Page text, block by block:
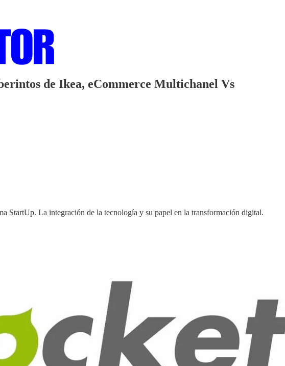
de Ikea, eCommerce Multichanel Vs
StartUp. La integración de la tecnología y su papel en la transformación digital.